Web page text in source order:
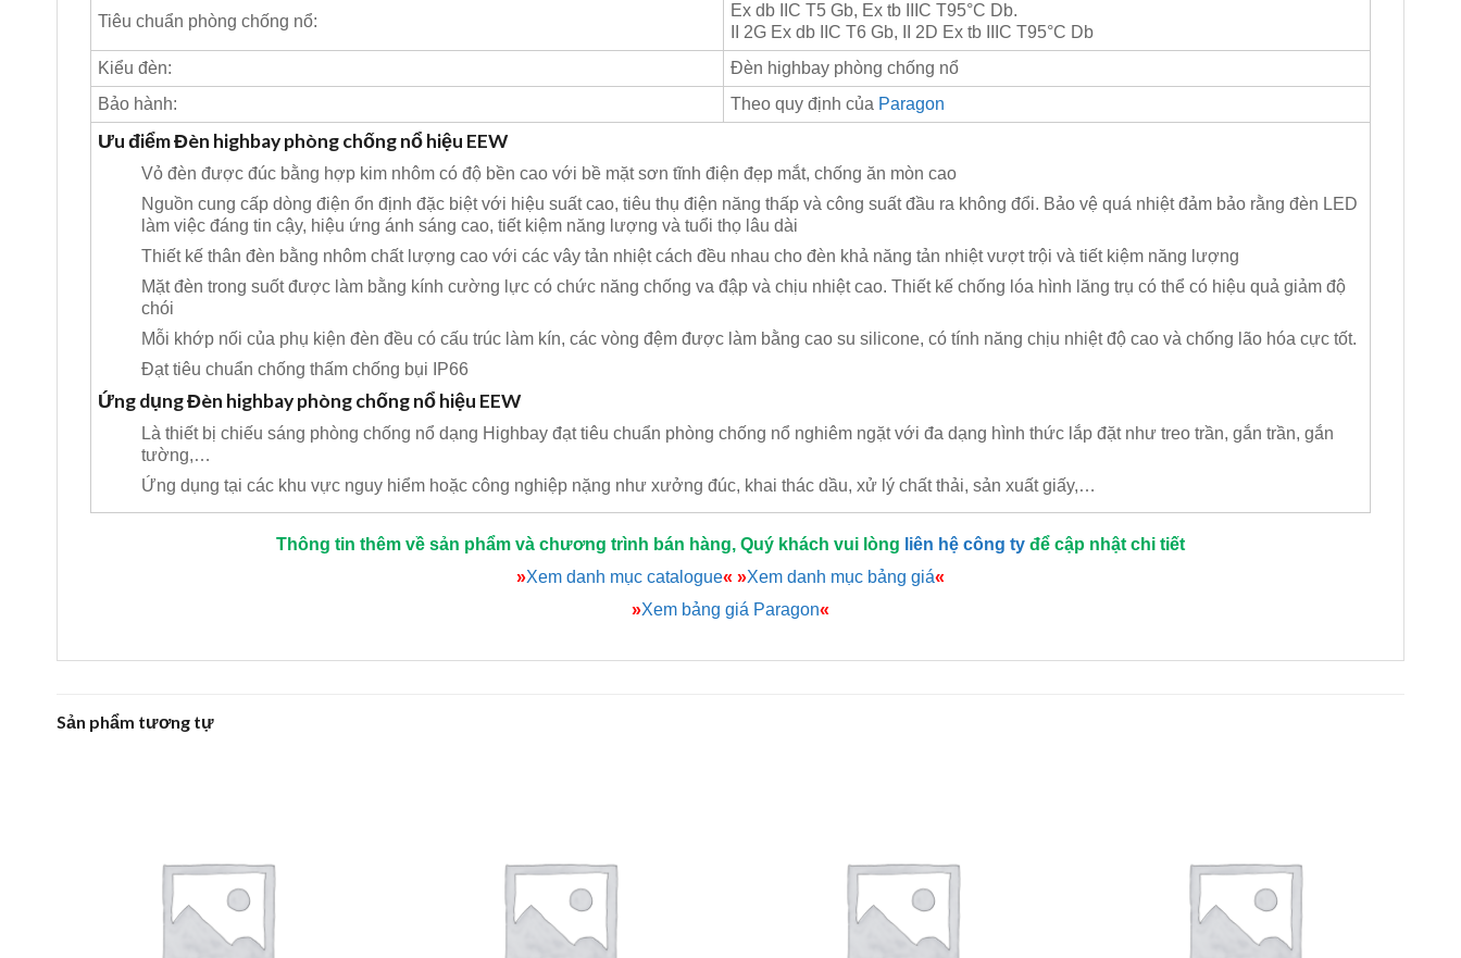
Tiêu chuẩn phòng chống nổ:
Ex db IIC T5 Gb, Ex tb IIIC T95°C Db.
II 2G Ex db IIC T6 Gb, II 2D Ex tb IIIC T95°C Db
Kiểu đèn:
Đèn highbay phòng chống nổ
Bảo hành:
Theo quy định của Paragon
Ưu điểm Đèn highbay phòng chống nổ hiệu EEW
Vỏ đèn được đúc bằng hợp kim nhôm có độ bền cao với bề mặt sơn tĩnh điện đẹp mắt, chống ăn mòn cao
Nguồn cung cấp dòng điện ổn định đặc biệt với hiệu suất cao, tiêu thụ điện năng thấp và công suất đầu ra không đổi. Bảo vệ quá nhiệt đảm bảo rằng đèn LED
làm việc đáng tin cậy, hiệu ứng ánh sáng cao, tiết kiệm năng lượng và tuổi thọ lâu dài
Thiết kế thân đèn bằng nhôm chất lượng cao với các vây tản nhiệt cách đều nhau cho đèn khả năng tản nhiệt vượt trội và tiết kiệm năng lượng
Mặt đèn trong suốt được làm bằng kính cường lực có chức năng chống va đập và chịu nhiệt cao. Thiết kế chống lóa hình lăng trụ có thể có hiệu quả giảm độ
chói
Mỗi khớp nối của phụ kiện đèn đều có cấu trúc làm kín, các vòng đệm được làm bằng cao su silicone, có tính năng chịu nhiệt độ cao và chống lão hóa cực tốt.
Đạt tiêu chuẩn chống thấm chống bụi IP66
Ứng dụng Đèn highbay phòng chống nổ hiệu EEW
Là thiết bị chiếu sáng phòng chống nổ dạng Highbay đạt tiêu chuẩn phòng chống nổ nghiêm ngặt với đa dạng hình thức lắp đặt như treo trần, gắn trần, gắn
tường,…
Ứng dụng tại các khu vực nguy hiểm hoặc công nghiệp nặng như xưởng đúc, khai thác dầu, xử lý chất thải, sản xuất giấy,…
Thông tin thêm về sản phẩm và chương trình bán hàng, Quý khách vui lòng liên hệ công ty để cập nhật chi tiết
»Xem danh mục catalogue« »Xem danh mục bảng giá«
»Xem bảng giá Paragon«
Sản phẩm tương tự